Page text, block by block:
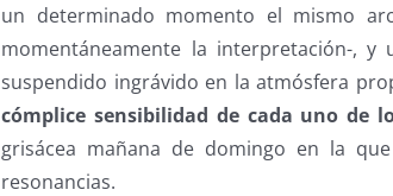
un determinado momento el mismo
momentáneamente la interpretación-,
suspendido ingrávido en la atmósfera
cómplice sensibilidad de cada uno de
grisácea mañana de domingo en la
resonancias.